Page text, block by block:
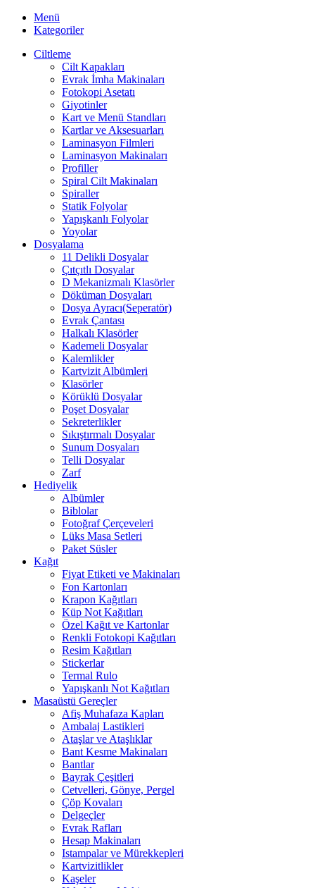
Menü
Kategoriler
Ciltleme
Cilt Kapakları
Evrak İmha Makinaları
Fotokopi Asetatı
Giyotinler
Kart ve Menü Standları
Kartlar ve Aksesuarları
Laminasyon Filmleri
Laminasyon Makinaları
Profiller
Spiral Cilt Makinaları
Spiraller
Statik Folyolar
Yapışkanlı Folyolar
Yoyolar
Dosyalama
11 Delikli Dosyalar
Çıtçıtlı Dosyalar
D Mekanizmalı Klasörler
Döküman Dosyaları
Dosya Ayracı(Seperatör)
Evrak Çantası
Halkalı Klasörler
Kademeli Dosyalar
Kalemlikler
Kartvizit Albümleri
Klasörler
Körüklü Dosyalar
Poşet Dosyalar
Sekreterlikler
Sıkıştırmalı Dosyalar
Sunum Dosyaları
Telli Dosyalar
Zarf
Hediyelik
Albümler
Biblolar
Fotoğraf Çerçeveleri
Lüks Masa Setleri
Paket Süsler
Kağıt
Fiyat Etiketi ve Makinaları
Fon Kartonları
Krapon Kağıtları
Küp Not Kağıtları
Özel Kağıt ve Kartonlar
Renkli Fotokopi Kağıtları
Resim Kağıtları
Stickerlar
Termal Rulo
Yapışkanlı Not Kağıtları
Masaüstü Gereçler
Afiş Muhafaza Kapları
Ambalaj Lastikleri
Ataşlar ve Ataşlıklar
Bant Kesme Makinaları
Bantlar
Bayrak Çeşitleri
Cetvelleri, Gönye, Pergel
Çöp Kovaları
Delgeçler
Evrak Rafları
Hesap Makinaları
Istampalar ve Mürekkepleri
Kartvizitlikler
Kaşeler